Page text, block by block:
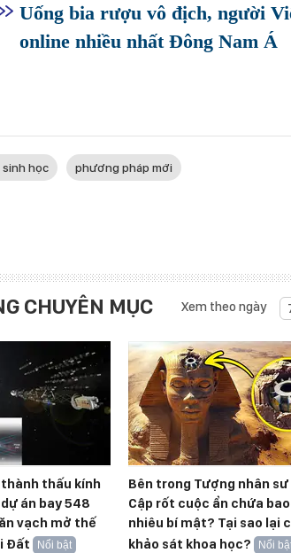
Uống bia rượu vô địch, người
online nhiều nhất Đông Nam Á
học phương pháp mới
CHUYÊN MỤC Xem theo ngày
thấu kính
án bay 548
vạch mở thế
Đất
Nổi bật
Bên trong Tượng nhân sư
Cập rốt cuộc ẩn chứa bao
nhiêu bí mật? Tại sao lại
khảo sát khoa học?
Nổi